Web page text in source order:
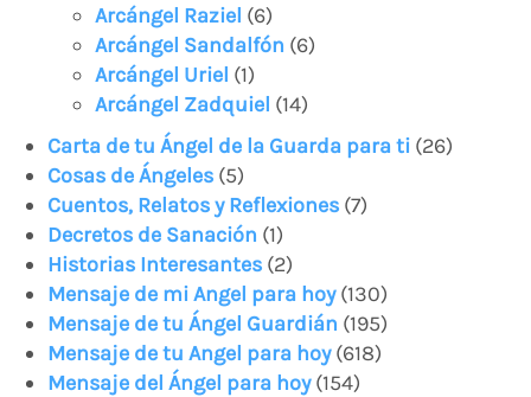
Arcángel Raziel (6)
Arcángel Sandalfón (6)
Arcángel Uriel (1)
Arcángel Zadquiel (14)
Carta de tu Ángel de la Guarda para ti (26)
Cosas de Ángeles (5)
Cuentos, Relatos y Reflexiones (7)
Decretos de Sanación (1)
Historias Interesantes (2)
Mensaje de mi Angel para hoy(130)
Mensaje de tu Ángel Guardián (195)
Mensaje de tu Angel para hoy(618)
Mensaje del Ángel para hoy(154)